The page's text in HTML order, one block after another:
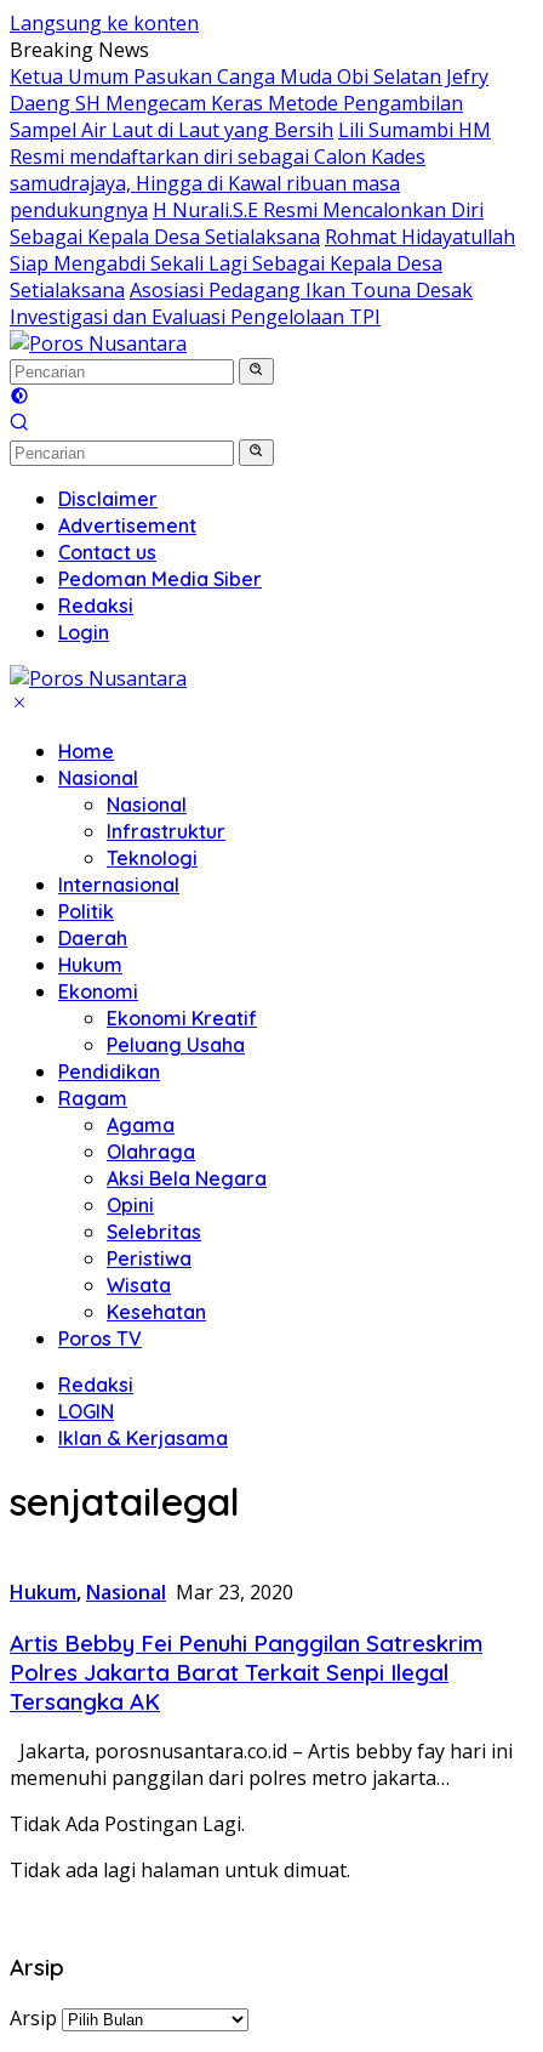
Langsung ke konten
Breaking News
Ketua Umum Pasukan Canga Muda Obi Selatan Jefry
Daeng SH Mengecam Keras Metode Pengambilan
Sampel Air Laut di Laut yang Bersih Lili Sumambi HM
Resmi mendaftarkan diri sebagai Calon Kades
samudrajaya, Hingga di Kawal ribuan masa
pendukungnya H Nurali.S.E Resmi Mencalonkan Diri
Sebagai Kepala Desa Setialaksana Rohmat Hidayatullah
Siap Mengabdi Sekali Lagi Sebagai Kepala Desa
Setialaksana Asosiasi Pedagang Ikan Touna Desak
Investigasi dan Evaluasi Pengelolaan TPI
Disclaimer
Advertisement
Contact us
Pedoman Media Siber
Redaksi
Login
Home
Nasional
Nasional
Infrastruktur
Teknologi
Internasional
Politik
Daerah
Hukum
Ekonomi
Ekonomi Kreatif
Peluang Usaha
Pendidikan
Ragam
Agama
Olahraga
Aksi Bela Negara
Opini
Selebritas
Peristiwa
Wisata
Kesehatan
Poros TV
Redaksi
LOGIN
Iklan & Kerjasama
senjatailegal
Hukum, Nasional Mar 23, 2020
Artis Bebby Fei Penuhi Panggilan Satreskrim
Polres Jakarta Barat Terkait Senpi Ilegal
Tersangka AK
Jakarta, porosnusantara.co.id – Artis bebby fay hari ini
memenuhi panggilan dari polres metro jakarta…
Tidak Ada Postingan Lagi.
Tidak ada lagi halaman untuk dimuat.
Arsip
Arsip